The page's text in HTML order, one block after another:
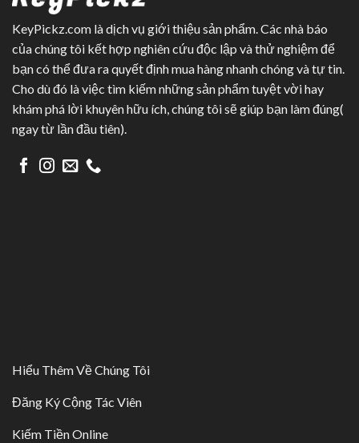
KeyPickz.com là dịch vụ giới thiệu sản phẩm. Các nhà báo
của chúng tôi kết hợp nghiên cứu độc lập và thử nghiệm để
bạn có thể đưa ra quyết định mua hàng nhanh chóng và tự tin.
Cho dù đó là việc tìm kiếm những sản phẩm tuyệt vời hay
khám phá lời khuyên hữu ích, chúng tôi sẽ giúp bạn làm đúng(
ngay từ lần đầu tiên).
Hiểu Thêm Về Chúng Tôi
Đăng Ký Cộng Tác Viên
Kiếm Tiền Online